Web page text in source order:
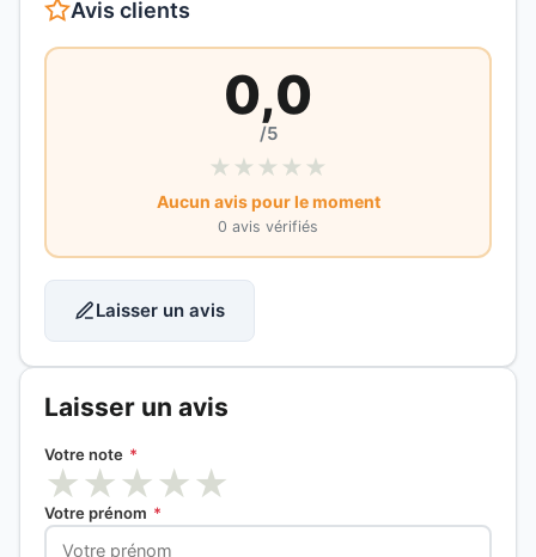
Avis clients
0,0
/5
★ ★ ★ ★ ★
Aucun avis pour le moment
0 avis vérifiés
Laisser un avis
Laisser un avis
Votre note *
★★★★★
Votre prénom *